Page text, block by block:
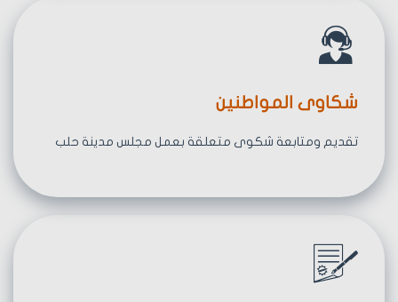
شكاوى المواطنين
تقديم ومتابعة شكوى متعلقة بعمل مجلس مدينة حلب